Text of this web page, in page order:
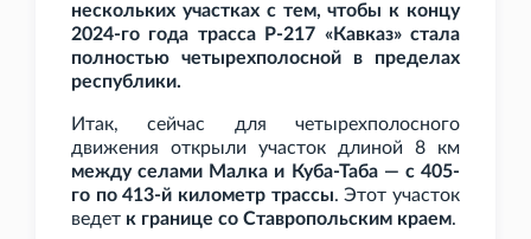
нескольких участках с тем, чтобы к концу
2024-го года трасса Р-217 «Кавказ» стала
полностью четырехполосной в пределах
республики.
Итак, сейчас для четырехполосного
движения открыли участок длиной 8
км
между селами Малка и Куба-Таба — с 405-
го по 413-й километр трассы. Этот участок
ведет к границе со Ставропольским краем.